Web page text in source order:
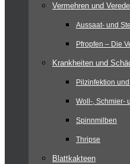
Vermehren und
Aussaat- und
Pfropfen – Die
Krankheiten und
Pilzinfektion
Woll-, Schmier-
Spinnmilben
Thripse
Blattkakteen